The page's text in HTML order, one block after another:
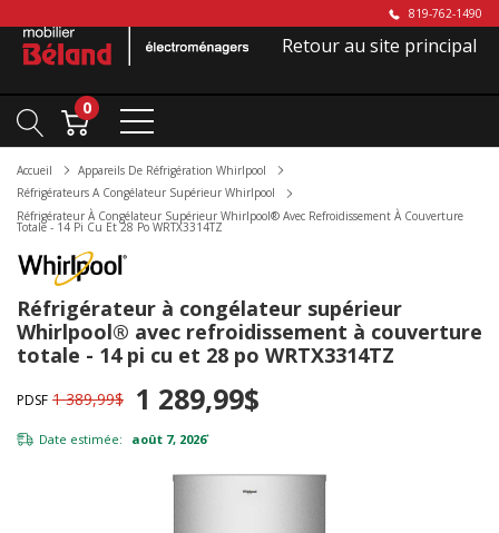
819-762-1490
Retour au site principal
0
Accueil
Appareils De Réfrigération Whirlpool
Réfrigérateurs A Congélateur Supérieur Whirlpool
Réfrigérateur À Congélateur Supérieur Whirlpool® Avec Refroidissement À Couverture
Totale - 14 Pi Cu Et 28 Po WRTX3314TZ
Réfrigérateur à congélateur supérieur
Whirlpool® avec refroidissement à couverture
totale - 14 pi cu et 28 po WRTX3314TZ
PDSF 1 389,99$ 1 289,99$
Date estimée: août 7, 2026*